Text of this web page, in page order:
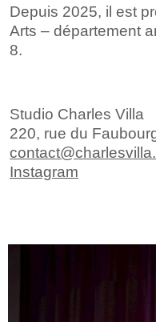
Depuis 2025, il est
Arts – département
8.
Studio Charles Villa
220, rue du
Instagram